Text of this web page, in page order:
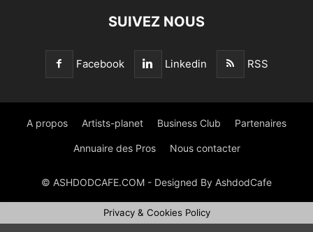
SUIVEZ NOUS
Facebook Linkedin RSS
A propos Artists-planet Business Club Partenaires
Annuaire des Pros Nous contacter
© ASHDODCAFE.COM - Designed By AshdodCafe
Privacy & Cookies Policy